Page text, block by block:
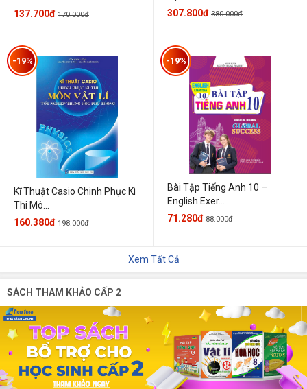
137.700đ 170.000đ 307.800đ 380.000đ
Kĩ Thuật Casio Chinh Phục Kì
Thi Mô...
-19%
160.380đ 198.000đ
Bài Tập Tiếng Anh 10 –
English Exer...
-19%
71.280đ 88.000đ
Xem Tất Cả
SÁCH THAM KHẢO CẤP 2